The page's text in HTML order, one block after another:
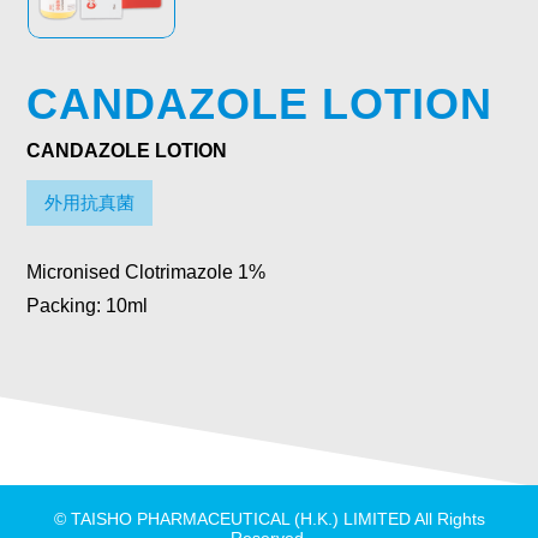
CANDAZOLE LOTION
CANDAZOLE LOTION
外用抗真菌
Micronised Clotrimazole 1%
Packing: 10ml
© TAISHO PHARMACEUTICAL (H.K.) LIMITED All Rights